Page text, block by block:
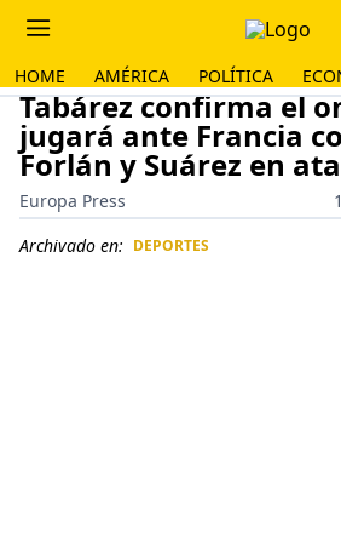
HOME AMÉRICA POLÍTICA
Tabárez confirma el
jugará ante Francia
Forlán y Suárez en
Europa Press
Archivado en: DEPORTES